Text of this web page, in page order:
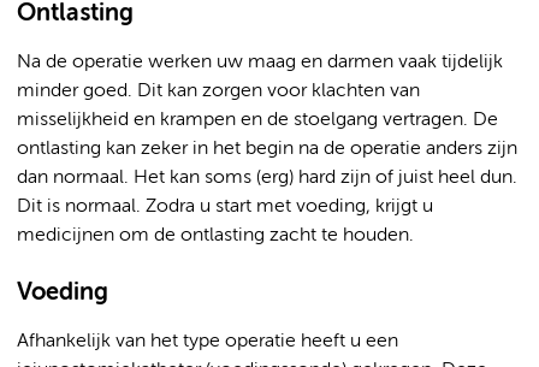
Ontlasting
Na de operatie werken uw maag en darmen vaak tijdelijk
minder goed. Dit kan zorgen voor klachten van
misselijkheid en krampen en de stoelgang vertragen. De
ontlasting kan zeker in het begin na de operatie anders zijn
dan normaal. Het kan soms (erg) hard zijn of juist heel dun.
Dit is normaal. Zodra u start met voeding, krijgt u
medicijnen om de ontlasting zacht te houden.
Voeding
Afhankelijk van het type operatie heeft u een